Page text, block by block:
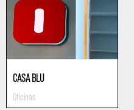
CASA BLU
Oficinas